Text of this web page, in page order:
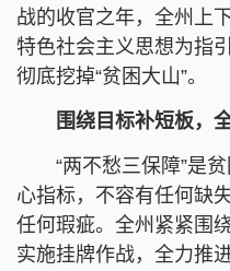
战的收官之年，全州上
特色社会主义思想为指
彻底挖掉“贫困大山”。
围绕目标补短板，
“两不愁三保障”是贫
心指标，不容有任何缺
任何瑕疵。全州紧紧围
实施挂牌作战，全力推